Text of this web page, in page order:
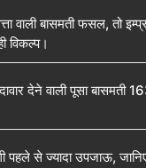
वाली बासमती फसल, तो
विकल्प।
देने वाली पूसा बासमती
पहले से ज्यादा उपजाऊ,